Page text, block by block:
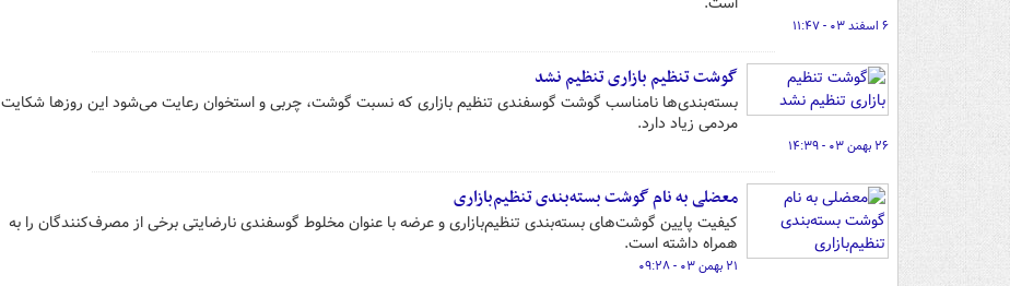
۶ اسفند ۰۳ - ۱۱:۴۷
گوشت تنظیم بازاری تنظیم نشد
بسته‌بندی‌ها نامناسب گوشت گوسفندی تنظیم بازاری که نسبت گوشت، چربی و استخوان رعایت می‌شود این روزها شکایت
مردمی زیاد دارد.
۲۶ بهمن ۰۳ - ۱۴:۳۹
معضلی به نام گوشت بسته‌بندی تنظیم‌بازاری
کیفیت پایین گوشت‌های بسته‌بندی تنظیم‌بازاری و عرضه با عنوان مخلوط گوسفندی نارضایتی برخی از مصرف‌کنندگان را به
همراه داشته است.
۲۱ بهمن ۰۳ - ۰۹:۲۸